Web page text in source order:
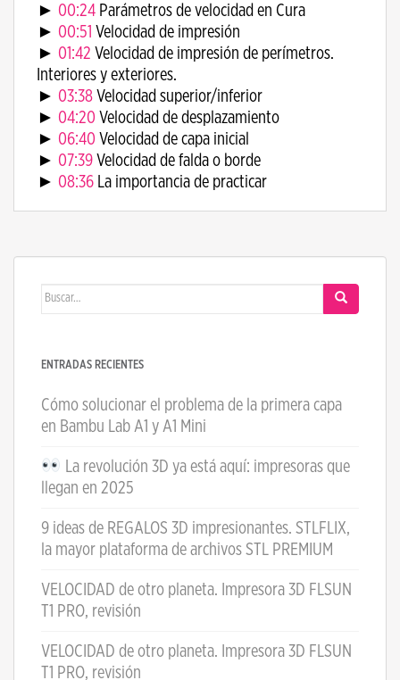
► 00:24 Parámetros de velocidad en Cura
► 00:51 Velocidad de impresión
► 01:42 Velocidad de impresión de perímetros.
Interiores y exteriores.
► 03:38 Velocidad superior/inferior
► 04:20 Velocidad de desplazamiento
► 06:40 Velocidad de capa inicial
► 07:39 Velocidad de falda o borde
► 08:36 La importancia de practicar
Buscar:
ENTRADAS RECIENTES
Cómo solucionar el problema de la primera capa
en Bambu Lab A1 y A1 Mini
La revolución 3D ya está aquí: impresoras que
llegan en 2025
9 ideas de REGALOS 3D impresionantes. STLFLIX,
la mayor plataforma de archivos STL PREMIUM
VELOCIDAD de otro planeta. Impresora 3D FLSUN
T1 PRO, revisión
VELOCIDAD de otro planeta. Impresora 3D FLSUN
T1 PRO, revisión